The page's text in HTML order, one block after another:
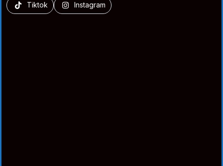
Tiktok Instagram